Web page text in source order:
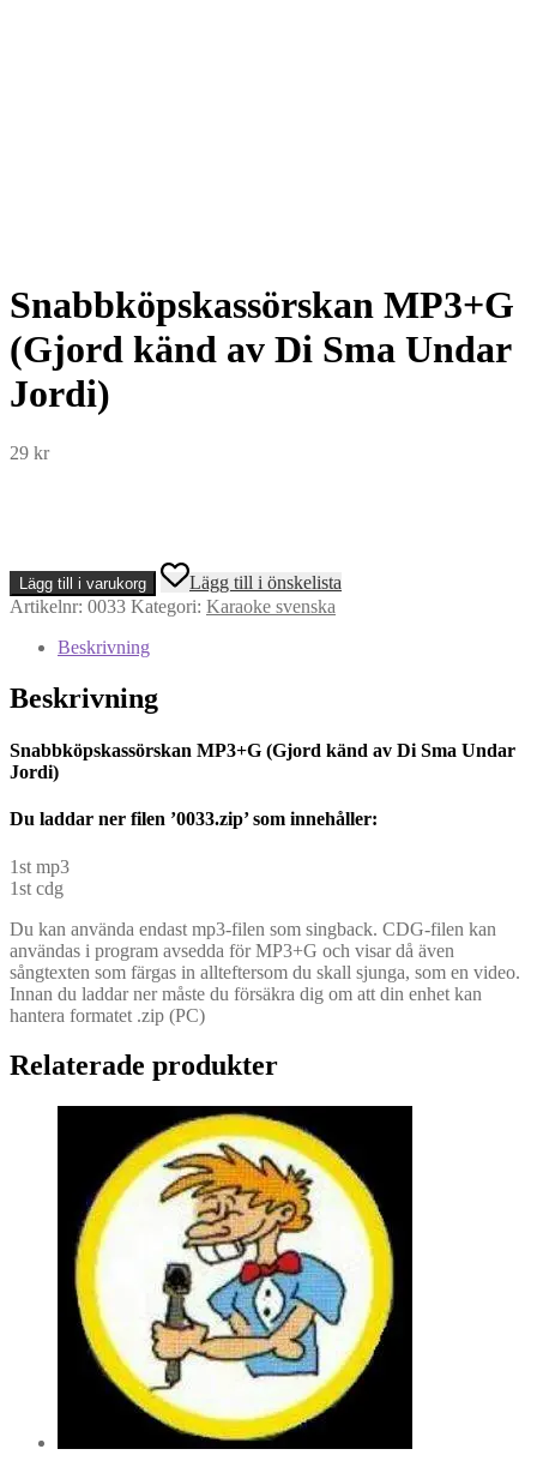
Snabbköpskassörskan MP3+G
(Gjord känd av Di Sma Undar
Jordi)
29 kr
Snabbköpskassörskan
MP3+G
(Gjord
Sma
Jordi)
mängd
Lägg till i varukorg
Lägg till i önskelista
Artikelnr: 0033 Kategori: Karaoke svenska
Beskrivning
Beskrivning
Snabbköpskassörskan MP3+G (Gjord känd av Di Sma Undar
Jordi)
Du laddar ner filen ’0033.zip’ som innehåller:
1st mp3
1st cdg
Du kan använda endast mp3-filen som singback. CDG-filen kan
användas i program avsedda för MP3+G och visar då även
sångtexten som färgas in allteftersom du skall sjunga, som en video.
Innan du laddar ner måste du försäkra dig om att din enhet kan
hantera formatet .zip (PC)
Relaterade produkter